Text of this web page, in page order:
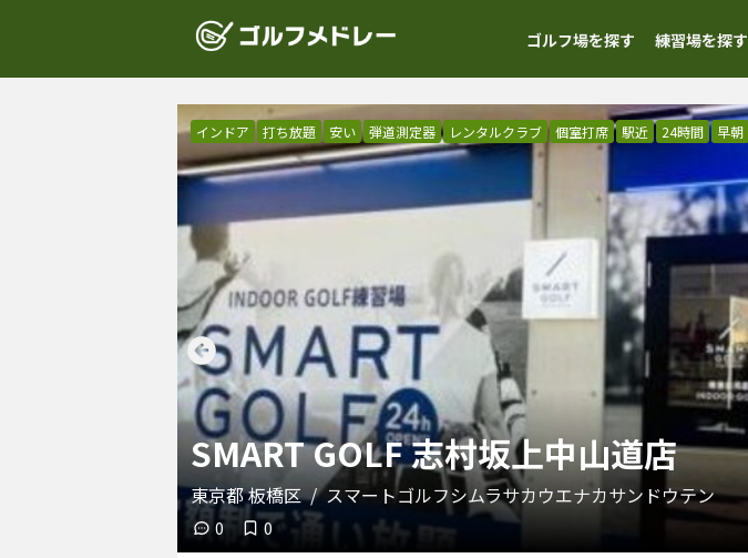
ゴルフ場を探す 練習場を探す
インドア 打ち放題 安い 弾道測定器 レンタルクラブ 個室打席 駅近 24時間 早朝
SMART GOLF 志村坂上中山道店
東京都板橋区 / スマートゴルフシムラサカウエナカサンドウテン
0 0